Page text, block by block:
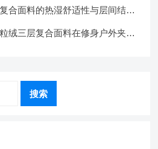
合面料的热湿舒适性与层间结合
绒三层复合面料在修身户外夹克
搜索